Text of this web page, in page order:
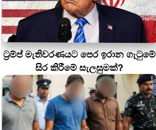
ට්‍රම්ප් මැතිවරණයට පෙර ඉරාන ගැටුමේ
සිර කිරීමේ සැලසුමක්?